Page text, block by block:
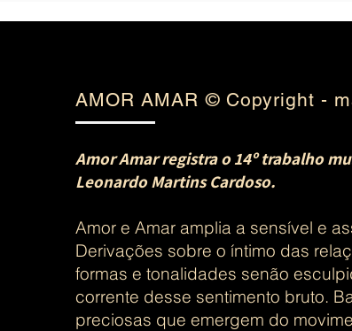
AMOR AMAR © Copyright -
Amor Amar registra o 14º trabalho
Leonardo Martins Cardoso.
Amor e Amar amplia a sensível e
Derivações sobre o íntimo das
formas e tonalidades senão
corrente desse sentimento bruto.
preciosas que emergem do